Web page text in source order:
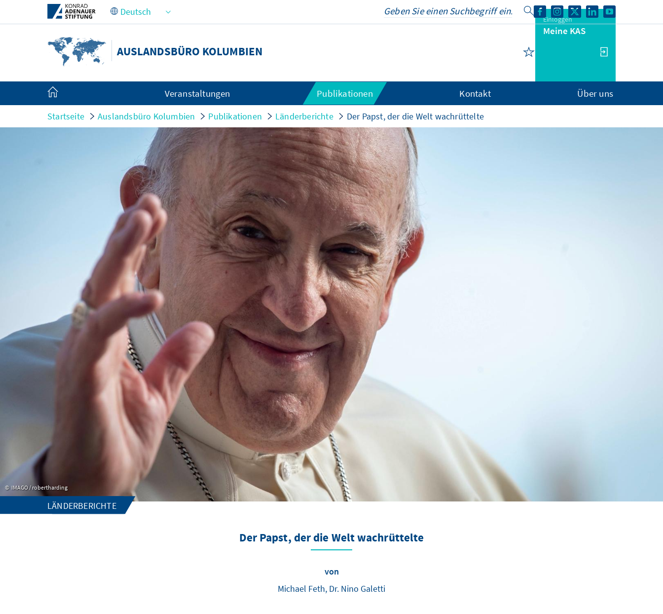
Zum Hauptinhalt springen
AUSLANDSBÜRO KOLUMBIEN
Einloggen
Meine KAS
Veranstaltungen Publikationen Kontakt Über uns
Startseite Auslandsbüro Kolumbien Publikationen Länderberichte Der Papst, der die Welt wachrüttelte
IMAGO / robertharding
LÄNDERBERICHTE
Der Papst, der die Welt wachrüttelte
von
Michael Feth, Dr. Nino Galetti